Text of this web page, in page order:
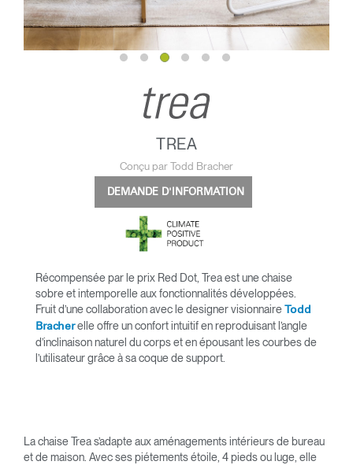
TREA
Conçu par Todd Bracher
DEMANDE D'INFORMATION
Récompensée par le prix Red Dot, Trea est une chaise
sobre et intemporelle aux fonctionnalités développées.
Fruit d’une collaboration avec le designer visionnaire
Todd
Bracherelle offre un confort intuitif en reproduisant l’angle
d’inclinaison naturel du corps et en épousant les courbes de
l’utilisateur grâce à sa coque de support.
La chaise Trea s’adapte aux aménagements intérieurs de bureau
et de maison. Avec ses piétements étoile, 4 pieds ou luge, elle